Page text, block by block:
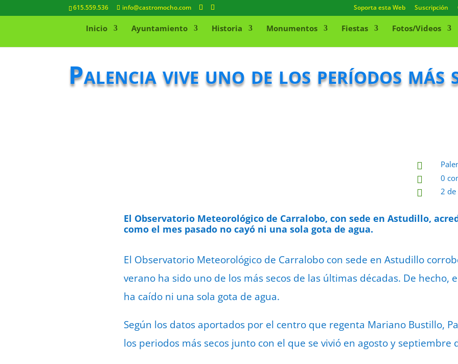
615.559.536 info@castromocho.com Soporta esta Web Suscripción
Inicio Ayuntamiento Historia Monumentos Fiestas Fotos/Videos
Palencia vive uno de los períodos más

 0
 2
El Observatorio Meteorológico de Carralobo, con sede en Astudillo,
como el mes pasado no cayó ni una sola gota de agua.
El Observatorio Meteorológico de Carralobo con sede en Astudillo
verano ha sido uno de los más secos de las últimas décadas. De hecho,
ha caído ni una sola gota de agua.
Según los datos aportados por el centro que regenta Mariano Bustillo,
los periodos más secos junto con el que se vivió en agosto y septiembre